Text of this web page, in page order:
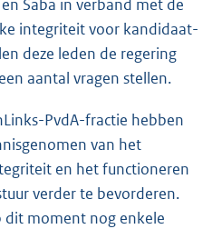
Saba in verband met de
integriteit voor kandidaat-
deze leden de regering
aantal vragen stellen.
PvdA-fractie hebben
van het
en het functioneren
verder te bevorderen.
dit moment nog enkele